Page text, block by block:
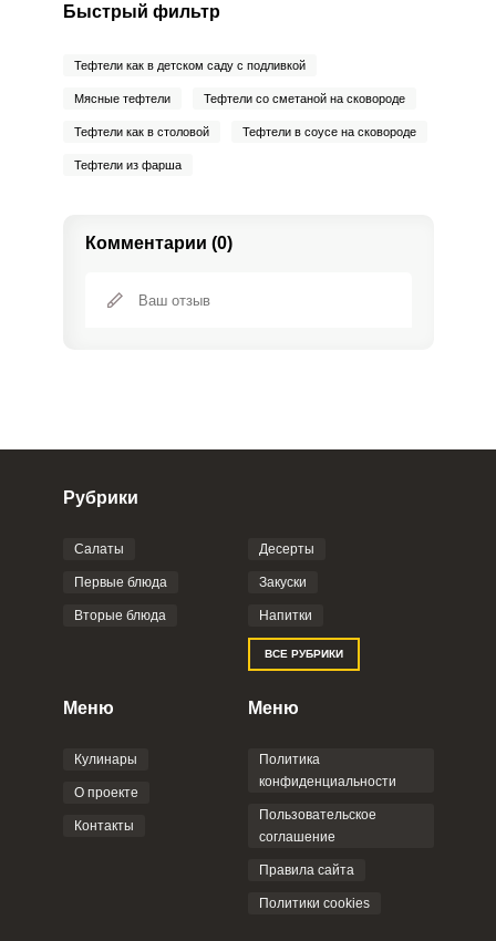
Быстрый фильтр
Тефтели как в детском саду с подливкой
Мясные тефтели Тефтели со сметаной на сковороде
Тефтели как в столовой Тефтели в соусе на сковороде
Тефтели из фарша
Комментарии (0)
Фото до 4 шт, до 5 mb
Отправляя эту форму, вы соглашаетесь с
Политикой
Пользовательским
соглашением
Рубрики
Салаты
Первые блюда
Вторые блюда
Десерты
Закуски
Напитки
ВСЕ РУБРИКИ
Меню
Кулинары
О проекте
Контакты
Меню
Политика
конфиденциальности
Пользовательское
соглашение
Правила сайта
Политики cookies